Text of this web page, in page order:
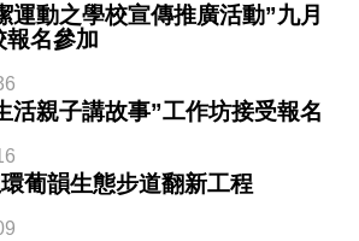
運動之學校宣傳推廣活動”九月
報名參加
活親子講故事”工作坊接受報名
葡韻生態步道翻新工程